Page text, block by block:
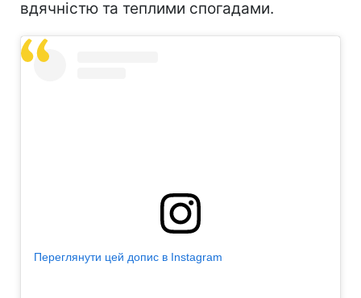
вдячністю та теплими спогадами.
Переглянути цей допис в Instagram